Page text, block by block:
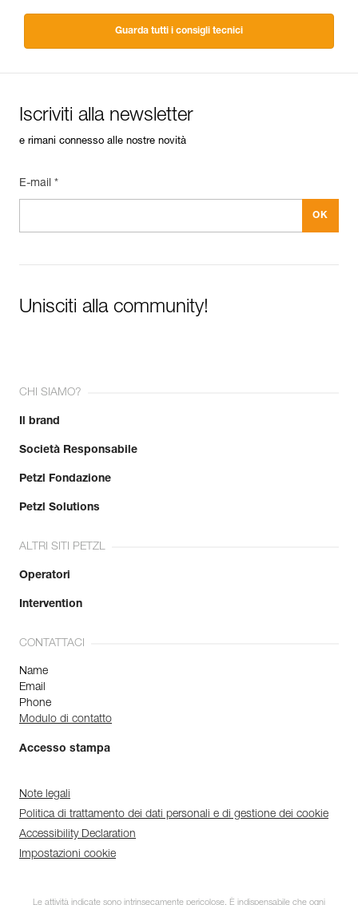
Guarda tutti i consigli tecnici
Iscriviti alla newsletter
e rimani connesso alle nostre novità
E-mail *
Unisciti alla community!
CHI SIAMO?
Il brand
Società Responsabile
Petzl Fondazione
Petzl Solutions
ALTRI SITI PETZL
Operatori
Intervention
CONTATTACI
Name
Email
Phone
Modulo di contatto
Accesso stampa
Note legali
Politica di trattamento dei dati personali e di gestione dei cookie
Accessibility Declaration
Impostazioni cookie
Le attività indicate sono intrinsecamente pericolose. È indispensabile che ogni